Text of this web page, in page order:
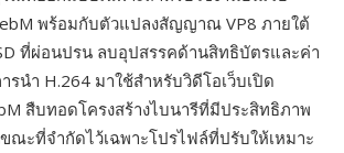
พร้อมกับตัวแปลงสัญญาณ VP8 ภายใต้
ที่ผ่อนปรน ลบอุปสรรคด้านสิทธิบัตรและค่า
รนำ H.264 มาใช้สำหรับวิดีโอเว็บเปิด
สืบทอดโครงสร้างไบนารีที่มีประสิทธิภาพ
ณะที่จำกัดไว้เฉพาะโปรไฟล์ที่ปรับให้เหมาะ